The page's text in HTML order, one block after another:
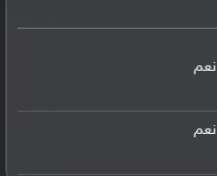
نعم
نعم